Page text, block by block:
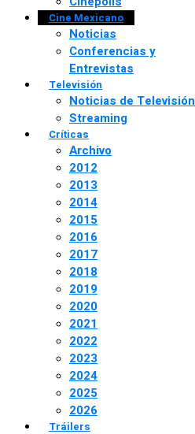
Cine Mexicano
Noticias
Conferencias y
Entrevistas
Televisión
Noticias de Televisión
Streaming
Críticas
Archivo
2012
2013
2014
2015
2016
2017
2018
2019
2020
2021
2022
2023
2024
2025
2026
Tráilers